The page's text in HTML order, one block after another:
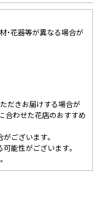
・花器等が異なる場合が
だきお届けする場合が
合わせた花店のおすすめ
ございます。
能性がございます。